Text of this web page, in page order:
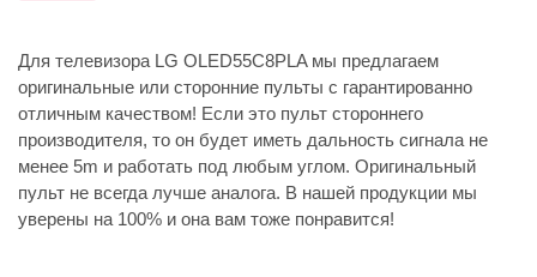
Для телевизора LG OLED55C8PLA мы предлагаем
оригинальные или сторонние пульты с гарантированно
отличным качеством! Если это пульт стороннего
производителя, то он будет иметь дальность сигнала не
менее 5m и работать под любым углом. Оригинальный
пульт не всегда лучше аналога. В нашей продукции мы
уверены на 100% и она вам тоже понравится!